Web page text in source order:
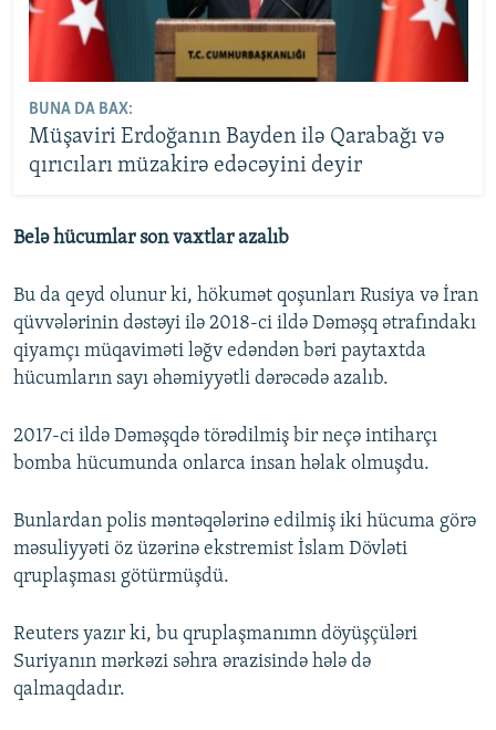
BUNA DA BAX:
Müşaviri Erdoğanın Bayden ilə Qarabağı və
qırıcıları müzakirə edəcəyini deyir
Belə hücumlar son vaxtlar azalıb
Bu da qeyd olunur ki, hökumət qoşunları Rusiya və İran
qüvvələrinin dəstəyi ilə 2018-ci ildə Dəməşq ətrafındakı
qiyamçı müqaviməti ləğv edəndən bəri paytaxtda
hücumların sayı əhəmiyyətli dərəcədə azalıb.
2017-ci ildə Dəməşqdə törədilmiş bir neçə intiharçı
bomba hücumunda onlarca insan həlak olmuşdu.
Bunlardan polis məntəqələrinə edilmiş iki hücuma görə
məsuliyyəti öz üzərinə ekstremist İslam Dövləti
qruplaşması götürmüşdü.
Reuters yazır ki, bu qruplaşmanımn döyüşçüləri
Suriyanın mərkəzi səhra ərazisində hələ də
qalmaqdadır.